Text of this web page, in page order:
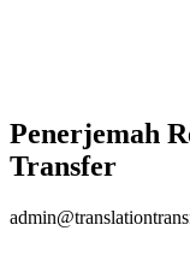
Penerjemah
Transfer